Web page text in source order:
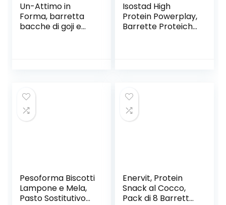
Un-Attimo in
Forma, barretta
bacche di goji e
Isostad High
Protein Powerplay,
Barrette Proteiche
Pesoforma Biscotti
Lampone e Mela,
Pasto Sostitutivo
Enervit, Protein
Snack al Cocco,
Pack di 8 Barrette